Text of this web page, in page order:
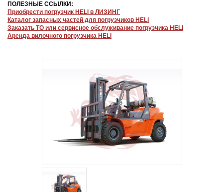
ПОЛЕЗНЫЕ ССЫЛКИ:
Приобрести погрузчик HELI в ЛИЗИНГ
Каталог запасных частей для погрузчиков HELI
Заказать ТО или сервисное обслуживание погрузчика HELI
Аренда вилочного погрузчика HELI